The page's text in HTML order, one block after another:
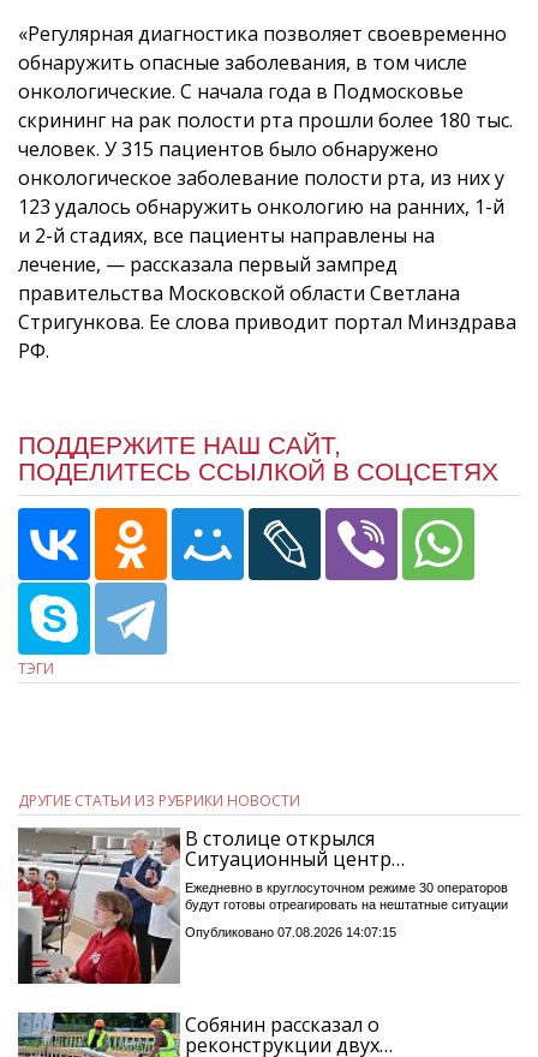
«Регулярная диагностика позволяет своевременно
обнаружить опасные заболевания, в том числе
онкологические. С начала года в Подмосковье
скрининг на рак полости рта прошли более 180 тыс.
человек. У 315 пациентов было обнаружено
онкологическое заболевание полости рта, из них у
123 удалось обнаружить онкологию на ранних, 1-й
и 2-й стадиях, все пациенты направлены на
лечение, — рассказала первый зампред
правительства Московской области Светлана
Стригункова. Ее слова приводит портал Минздрава
РФ.
ПОДДЕРЖИТЕ НАШ САЙТ,
ПОДЕЛИТЕСЬ ССЫЛКОЙ В СОЦСЕТЯХ
ТЭГИ
ДРУГИЕ СТАТЬИ ИЗ РУБРИКИ НОВОСТИ
В столице открылся
Ситуационный центр…
Ежедневно в круглосуточном режиме 30 операторов
будут готовы отреагировать на нештатные ситуации
Опубликовано 07.08.2026 14:07:15
Собянин рассказал о
реконструкции двух…